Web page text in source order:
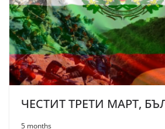
ЧЕСТИТ ТРЕТИ МАРТ,
5 months